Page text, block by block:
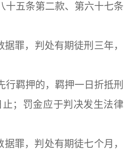
十五条第二款、第六十七条
罪，判处有期徒刑三年，
羁押的，羁押一日折抵刑
；罚金应于判决发生法律
罪，判处有期徒七个月，